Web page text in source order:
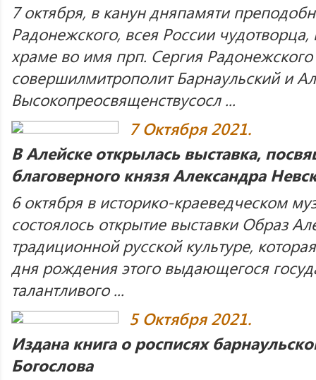
7 октября, в канун дняпамяти
Радонежского, всея России
храме во имя прп. Сергия
совершилмитрополит Барнаульский и
Высокопреосвященствусосл ...
7 Октября 2021.
В Алейске открылась выставка,
благоверного князя Александра
6 октября в историко-краеведческом
состоялось открытие выставки Образ
традиционной русской культуре,
дня рождения этого выдающегося
талантливого ...
5 Октября 2021.
Издана книга о росписях
Богослова